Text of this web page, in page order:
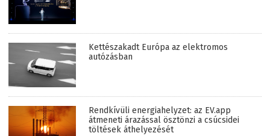
Kettészakadt Európa az elektromos
autózásban
Rendkívüli energiahelyzet: az EV.app
átmeneti árazással ösztönzi a csúcsidei
töltések áthelyezését